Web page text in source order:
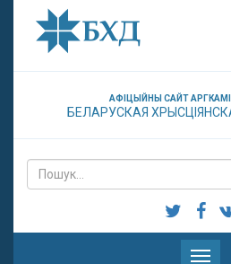
АФІЦЫЙНЫ САЙТ
БЕЛАРУСКАЯ